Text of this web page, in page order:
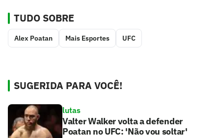
TUDO SOBRE
Alex Poatan Mais Esportes UFC
SUGERIDA PARA VOCÊ!
lutas
Valter Walker volta a defender
Poatan no UFC: 'Não vou soltar'